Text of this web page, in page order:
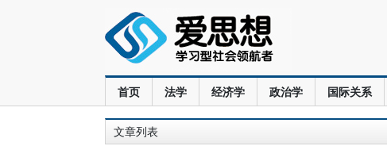
首页 法学 经济学 政治学 国际关系
文章列表